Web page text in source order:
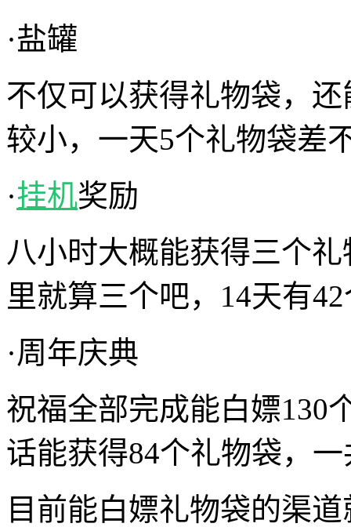
·盐罐
不仅可以获得礼物袋，
较小，一天5个礼物袋差
·挂机奖励
八小时大概能获得三个
里就算三个吧，14天有
·周年庆典
祝福全部完成能白嫖130
话能获得84个礼物袋，
目前能白嫖礼物袋的渠